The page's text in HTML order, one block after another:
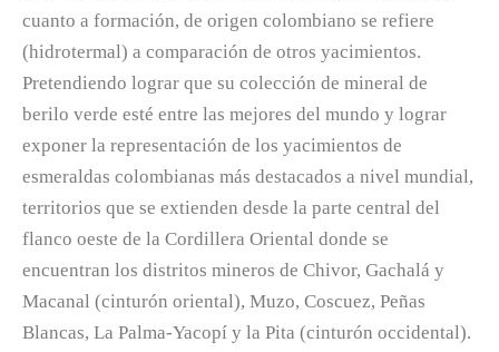
cuanto a formación, de origen colombiano se refiere
(hidrotermal) a comparación de otros yacimientos.
Pretendiendo lograr que su colección de mineral de
berilo verde esté entre las mejores del mundo y lograr
exponer la representación de los yacimientos de
esmeraldas colombianas más destacados a nivel mundial,
territorios que se extienden desde la parte central del
flanco oeste de la Cordillera Oriental donde se
encuentran los distritos mineros de Chivor, Gachalá y
Macanal (cinturón oriental), Muzo, Coscuez, Peñas
Blancas, La Palma-Yacopí y la Pita (cinturón occidental).